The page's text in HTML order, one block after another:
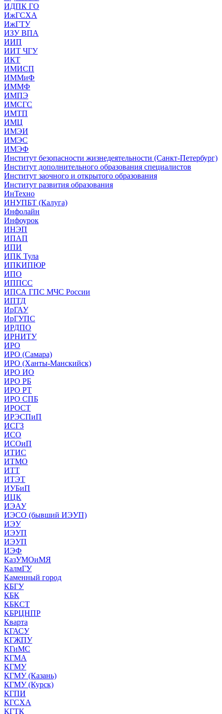
ИДПК ГО
ИжГСХА
ИжГТУ
ИЗУ ВПА
ИИП
ИИТ ЧГУ
ИКТ
ИМИСП
ИММиФ
ИММФ
ИМПЭ
ИМСГС
ИМТП
ИМЦ
ИМЭИ
ИМЭС
ИМЭФ
Институт безопасности жизнедеятельности (Санкт-Петербург)
Институт дополнительного образования специалистов
Институт заочного и открытого образования
Институт развития образования
ИнТехно
ИНУПБТ (Калуга)
Инфолайн
Инфоурок
ИНЭП
ИПАП
ИПИ
ИПК Тула
ИПКИПЮР
ИПО
ИППСС
ИПСА ГПС МЧС России
ИПТД
ИрГАУ
ИрГУПС
ИРДПО
ИРНИТУ
ИРО
ИРО (Самара)
ИРО (Ханты-Манскийск)
ИРО ИО
ИРО РБ
ИРО РТ
ИРО СПБ
ИРОСТ
ИРЭСПиП
ИСГЗ
ИСО
ИСОиП
ИТИС
ИТМО
ИТТ
ИТЭТ
ИУБиП
ИЦК
ИЭАУ
ИЭСО (бывший ИЭУП)
ИЭУ
ИЭУП
ИЭУП
ИЭФ
КазУМОиМЯ
КалмГУ
Каменный город
КБГУ
КБК
КБКСТ
КБРЦНПР
Кварта
КГАСУ
КГЖПУ
КГиМС
КГМА
КГМУ
КГМУ (Казань)
КГМУ (Курск)
КГПИ
КГСХА
КГТК